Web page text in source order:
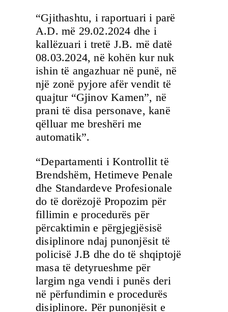
“Gjithashtu, i raportuari i parë
A.D. më 29.02.2024 dhe i
kallëzuari i tretë J.B. më datë
08.03.2024, në kohën kur nuk
ishin të angazhuar në punë, në
një zonë pyjore afër vendit të
quajtur “Gjinov Kamen”, në
prani të disa personave, kanë
qëlluar me breshëri me
automatik”.
“Departamenti i Kontrollit të
Brendshëm, Hetimeve Penale
dhe Standardeve Profesionale
do të dorëzojë Propozim për
fillimin e procedurës për
përcaktimin e përgjegjësisë
disiplinore ndaj punonjësit të
policisë J.B dhe do të shqiptojë
masa të detyrueshme për
largim nga vendi i punës deri
në përfundimin e procedurës
disiplinore. Për punonjësit e